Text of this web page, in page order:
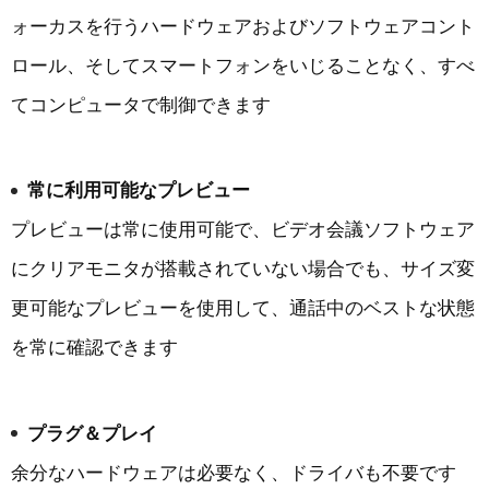
ォーカスを行うハードウェアおよびソフトウェアコント
ロール、そしてスマートフォンをいじることなく、すべ
てコンピュータで制御できます
常に利用可能なプレビュー
プレビューは常に使用可能で、ビデオ会議ソフトウェア
にクリアモニタが搭載されていない場合でも、サイズ変
更可能なプレビューを使用して、通話中のベストな状態
を常に確認できます
プラグ＆プレイ
余分なハードウェアは必要なく、ドライバも不要です